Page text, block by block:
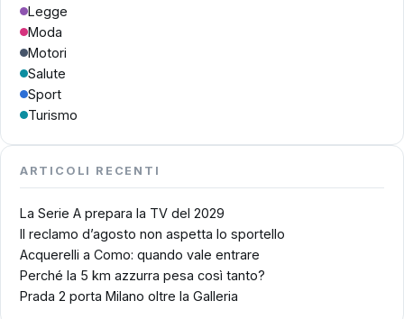
Legge
Moda
Motori
Salute
Sport
Turismo
ARTICOLI RECENTI
La Serie A prepara la TV del 2029
Il reclamo d’agosto non aspetta lo sportello
Acquerelli a Como: quando vale entrare
Perché la 5 km azzurra pesa così tanto?
Prada 2 porta Milano oltre la Galleria